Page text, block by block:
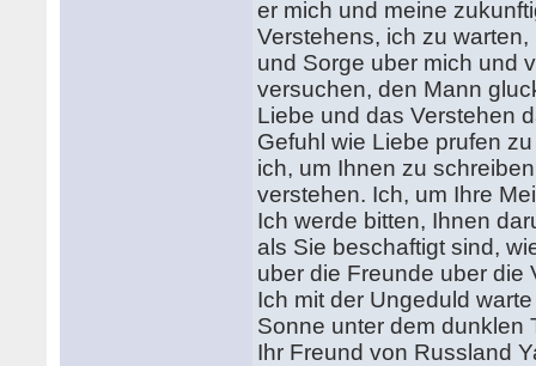
er mich und meine
Verstehens, ich zu
und Sorge uber mich und
versuchen, den Mann
Liebe und das Verstehen
Gefuhl wie Liebe prufen
ich, um Ihnen zu
verstehen. Ich, um Ihre
Ich werde bitten, Ihnen
als Sie beschaftigt sind,
uber die Freunde uber die
Ich mit der Ungeduld
Sonne unter dem dunklen
Ihr Freund von Russland